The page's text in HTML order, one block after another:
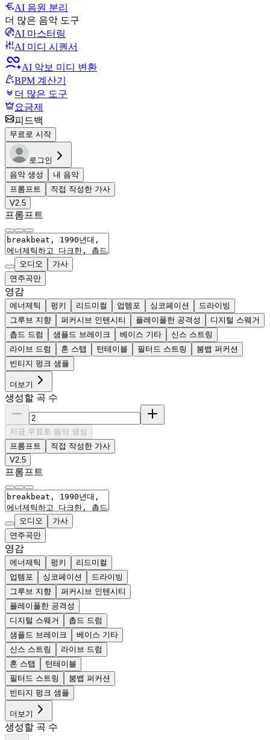
AI 음원 분리
더 많은 음악 도구
AI 마스터링
AI 미디 시퀀서
AI 악보 미디 변환
BPM 계산기
더 많은 도구
요금제
피드백
무료로 시작
로그인
음악 생성
내 음악
프롬프트
직접 작성한 가사
V2.5
프롬프트
오디오
가사
연주곡만
영감
에너제틱 펑키 리드미컬 업템포 싱코페이션
드라이빙
그루브 지향
퍼커시브 인텐시티 플레이풀한 공격성
디지털 스웨거
촙드 드럼
샘플드 브레이크 베이스 기타
신스 스트링
라이브 드럼
혼 스탭 턴테이블 필터드 스트링
붐뱁 퍼커션
빈티지 펑크 샘플
더보기
생성할 곡 수
지금 무료로 음악 생성
프롬프트
직접 작성한 가사
V2.5
프롬프트
오디오
가사
연주곡만
영감
에너제틱 펑키
리드미컬
업템포
싱코페이션
드라이빙
그루브 지향
퍼커시브 인텐시티
플레이풀한 공격성
디지털 스웨거
촙드 드럼
샘플드 브레이크
베이스 기타
신스 스트링
라이브 드럼
혼 스탭
턴테이블
필터드 스트링
붐뱁 퍼커션
빈티지 펑크 샘플
더보기
생성할 곡 수